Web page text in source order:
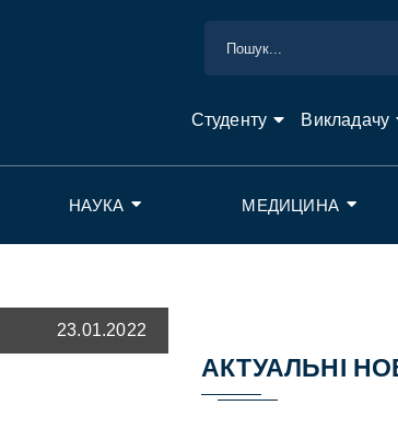
Студенту Викладачу
НАУКА МЕДИЦИНА
23.01.2022
АКТУАЛЬНІ